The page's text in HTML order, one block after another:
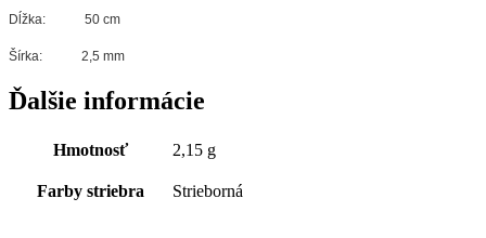
Dĺžka: 50 cm
Šírka: 2,5 mm
Ďalšie informácie
Hmotnosť 2,15 g
Farby striebra Strieborná